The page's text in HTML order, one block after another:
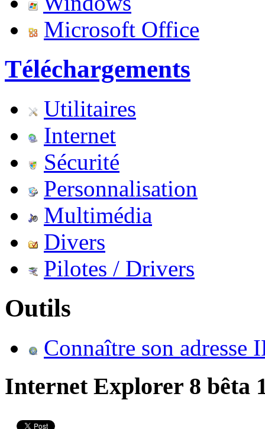
Microsoft Office
Téléchargements
Utilitaires
Internet
Sécurité
Personnalisation
Multimédia
Divers
Pilotes / Drivers
Outils
Connaître son adresse
Internet Explorer 8 bêta